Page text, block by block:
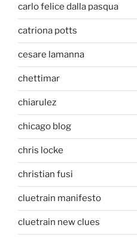
carlo felice dalla pasqua
catriona potts
cesare lamanna
chettimar
chiarulez
chicago blog
chris locke
christian fusi
cluetrain manifesto
cluetrain new clues